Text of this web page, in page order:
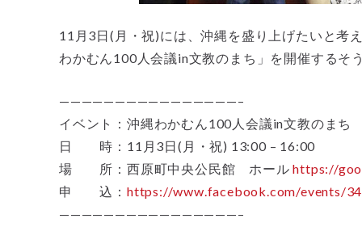
11月3日(月・祝)には、沖縄を盛り上げたいと考
わかむん100人会議in文教のまち」を開催するそ
————————————————–
イベント：沖縄わかむん100人会議in文教のまち
日 時：11月3日(月・祝) 13:00 – 16:00
場 所：西原町中央公民館 ホールhttps://
申 込： https://www.facebook.com/events/
————————————————–